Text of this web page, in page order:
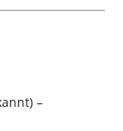
–